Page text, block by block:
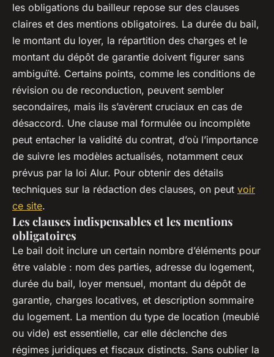
les obligations du bailleur repose sur des clauses
claires et des mentions obligatoires. La durée du bail,
le montant du loyer, la répartition des charges et le
montant du dépôt de garantie doivent figurer sans
ambiguïté. Certains points, comme les conditions de
révision ou de reconduction, peuvent sembler
secondaires, mais ils s’avèrent cruciaux en cas de
désaccord. Une clause mal formulée ou incomplète
peut entacher la validité du contrat, d’où l’importance
de suivre les modèles actualisés, notamment ceux
prévus par la loi Alur. Pour obtenir des détails
techniques sur la rédaction des clauses, on peut voir
ce site.
Les clauses indispensables et les mentions
obligatoires
Le bail doit inclure un certain nombre d’éléments pour
être valable : nom des parties, adresse du logement,
durée du bail, loyer mensuel, montant du dépôt de
garantie, charges locatives, et description sommaire
du logement. La mention du type de location (meublé
ou vide) est essentielle, car elle déclenche des
régimes juridiques et fiscaux distincts. Sans oublier la